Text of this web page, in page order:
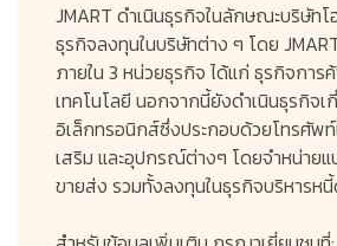
JMART ดำเนินธุรกิจในลักษณะบริษัท
ธุรกิจลงทุนในบริษัทต่าง ๆ โดย
ภายใน 3 หน่วยธุรกิจ ได้แก่ ธุรกิจการค้
เทคโนโลยี นอกจากนี้ยังดำเนินธุรกิจ
อิเล็กทรอนิกส์ซึ่งประกอบด้วยโทรศั
เสริม และอุปกรณ์ต่างๆ โดยจำหน่ายแ
ขายส่ง รวมทั้งลงทุนในธุรกิจบริหาร